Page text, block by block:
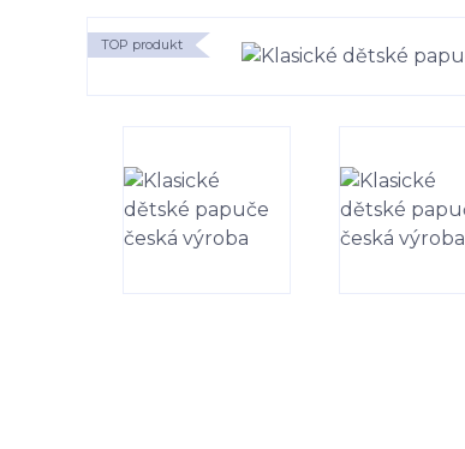
TOP produkt